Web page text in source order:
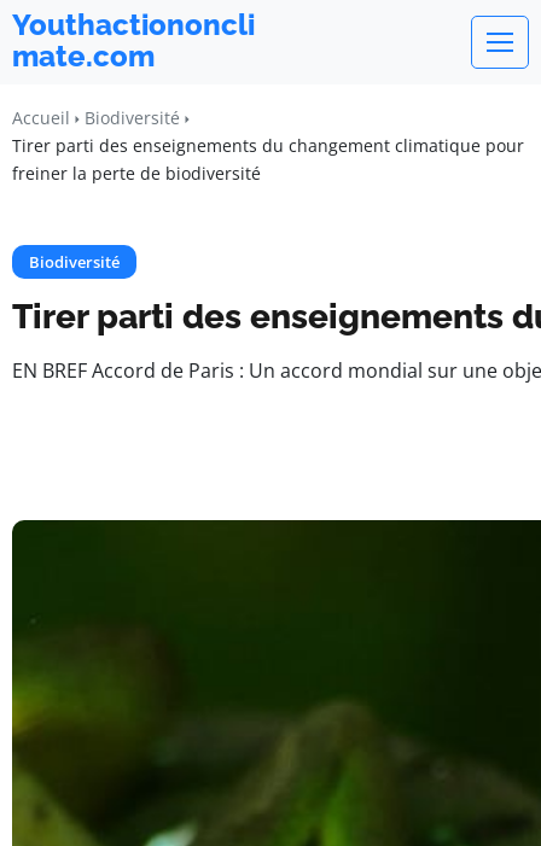
Youthactiononcli
mate.com
Accueil
Biodiversité
Tirer parti des enseignements du changement climatique pour
freiner la perte de biodiversité
Biodiversité
Tirer parti des enseignements
EN BREF Accord de Paris : Un accord mondial sur une